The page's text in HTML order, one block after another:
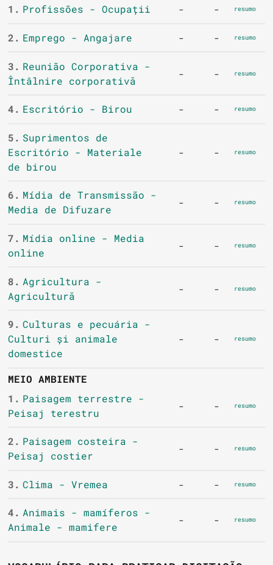
1. Profissões - Ocupații - - resumo
2. Emprego - Angajare - - resumo
3. Reunião Corporativa -
Întâlnire corporativă
- - resumo
4. Escritório - Birou - - resumo
5. Suprimentos de
Escritório - Materiale
de birou
- - resumo
6. Mídia de Transmissão -
Media de Difuzare
- - resumo
7. Mídia online - Media
online
- - resumo
8. Agricultura -
Agricultură
- - resumo
9. Culturas e pecuária -
Culturi și animale
domestice
- - resumo
MEIO AMBIENTE
1. Paisagem terrestre -
Peisaj terestru
- - resumo
2. Paisagem costeira -
Peisaj costier
- - resumo
3. Clima - Vremea - - resumo
4. Animais - mamíferos -
Animale - mamifere
- - resumo